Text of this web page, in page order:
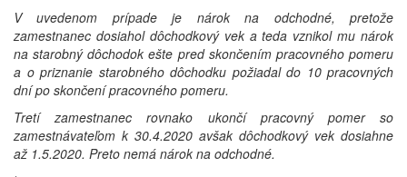
V uvedenom prípade je nárok na odchodné, pretože
zamestnanec dosiahol dôchodkový vek a teda vznikol mu nárok
na starobný dôchodok ešte pred skončením pracovného pomeru
a o priznanie starobného dôchodku požiadal do 10 pracovných
dní po skončení pracovného pomeru.
Tretí zamestnanec rovnako ukončí pracovný pomer so
zamestnávateľom k 30.4.2020 avšak dôchodkový vek dosiahne
až 1.5.2020. Preto nemá nárok na odchodné.